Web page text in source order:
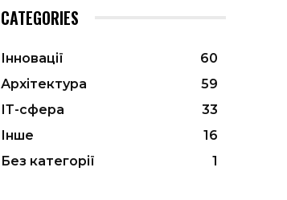
CATEGORIES
Інновації
60
Архітектура
59
ІТ-сфера
33
Інше
16
Без категорії
1